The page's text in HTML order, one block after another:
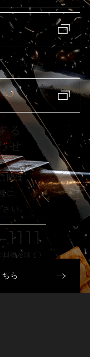
る
せ
問は
に
さい。
祝を除く）
ら